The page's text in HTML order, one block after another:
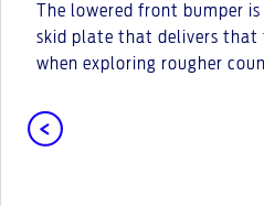
The lowered front bumper
skid plate that delivers that
when exploring rougher